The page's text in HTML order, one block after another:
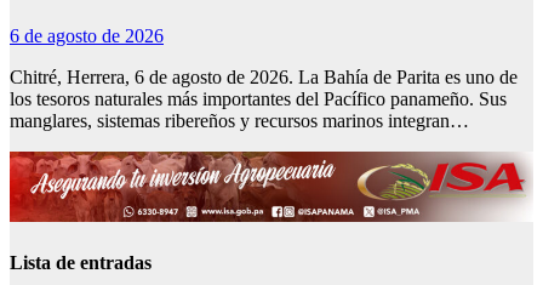
6 de agosto de 2026
Chitré, Herrera, 6 de agosto de 2026. La Bahía de Parita es uno de
los tesoros naturales más importantes del Pacífico panameño. Sus
manglares, sistemas ribereños y recursos marinos integran…
Lista de entradas